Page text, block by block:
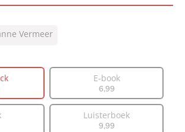
332
Suzanne Vermeer
240
A.W. Bruna Uitgevers
Vermeer
E-book
6,99
Luisterboek
9,99